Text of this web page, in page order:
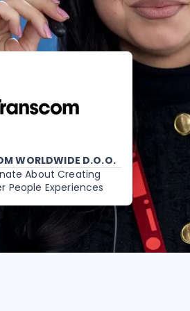
WORLDWIDE D.O.O.
About Creating
People Experiences